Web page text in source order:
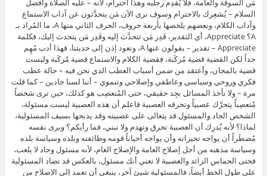
مَن السوقة والعامة، فلا يُقدِم رجليه وهذا احترام، لأنه – عليه الصلاة وأفضل
السلام – يُشعِرك بالاحترام وسوف نرى الآن مَن يتحدَّثون عن آداب الاستماع
وآداب الكلام، وبعضهم يلخصها بأربعة حروف، الحرف الثاني منها A، ما المُراد بـ
A؟ Appreciate، أي التقدير، قَدِر مَن تتحدَّث إليه وقَدِر مَن يتحدث إليك، فكلمة
Appreciate – تقدير – يقولون عنها A، ونعود إذن إلى حديثنا، فهذا أدب مُهِم
جداً لكن القضية قضية مُركَبة، فقضية الكلام والاستماع قضية مُركَبة وليست
قضية بالمجان، وأعتقد من ضمن أسباب العطب الذي نحن فيه – حالة عطب
فكري وروحي وسياسي وعاطفي وإصلاحي وتنموي – أننا لسنا جادين – كما قلت
مرة – ولا نأخذ المسائل بجِد حقيقي، حتى المُتعصِب هو كذلك، حين ترى شخصاً
مُتعصِباً يتحرَّك عصبياً وتحرقه العصبية فاعلم أن هذه العصبية ليست مسئولة،
الشخص الجاد والمسئول قد يتعالى على عصبيته وقد يذبحها بسيف المسئولية،
لماذا؟ لأنه يُدرِك أن العصبية تحرق وتهدم ولا تبني، فما رأيكم؟ ويرى نفسه
مُضطَراً أن يواجه تحيزاته وأن يواجه أحياناً قومه وطائفته وبلده وسياسة بلده
وسياسة مذهبه من أجل إصلاح العامة والإصلاح العام، لأنه مسئول وجاد لا يلعب،
فحتى الحماس الزائد والعصبية لا تعني أنك مسئول، بالعكس قد تضاد المسئولية
على طول الخط أيضاً، فالمسئولية شيئ آخر، ينبغي أن تعمد إلى الإصلاح من